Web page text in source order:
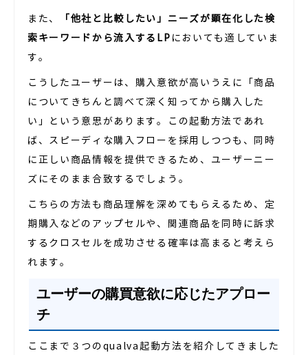
また、
「他社と比較したい」ニーズが顕在化した検
索キーワードから流入するLP においても適していま
す。
こうしたユーザーは、購入意欲が高いうえに「商品
についてきちんと調べて深く知ってから購入した
い」という意思があります。この起動方法であれ
ば、スピーディな購入フローを採用しつつも、同時
に正しい商品情報を提供できるため、ユーザーニー
ズにそのまま合致するでしょう。
こちらの方法も商品理解を深めてもらえるため、定
期購入などのアップセルや、関連商品を同時に訴求
するクロスセルを成功させる確率は高まると考えら
れます。
ユーザーの購買意欲に応じたアプロー
チ
ここまで３つのqualva起動方法を紹介してきました